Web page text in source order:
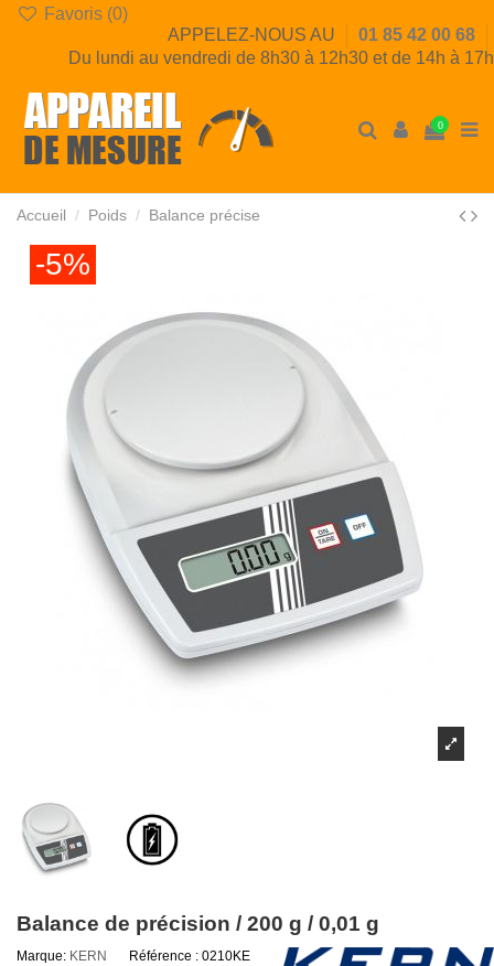
Favoris (0)
APPELEZ-NOUS AU
01 85 42 00 68
Du lundi au vendredi de 8h30 à 12h30 et de 14h à 17h
0
Accueil Poids Balance précise
-5%
Balance de précision / 200 g / 0,01 g
Marque: KERN Référence : 0210KE